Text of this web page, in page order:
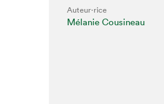
Auteur·rice
Mélanie Cousineau